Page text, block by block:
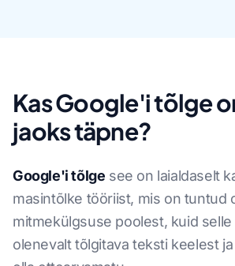
Kas Google'i tõlge
jaoks täpne?
Google'i tõlge see on laialdaselt
masintõlke tööriist, mis on tuntud
mitmekülgsuse poolest, kuid
olenevalt tõlgitava teksti keelest